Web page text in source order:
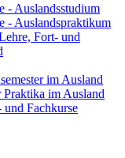
- Auslandsstudium
- Auslandspraktikum
Fort- und
im Ausland
Praktika im Ausland
und Fachkurse